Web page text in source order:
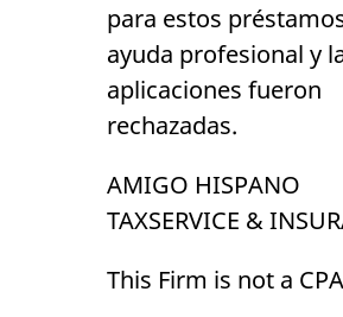
para estos
ayuda profesional y
aplicaciones fueron
rechazadas.
AMIGO HISPANO
TAXSERVICE &
This Firm is not a